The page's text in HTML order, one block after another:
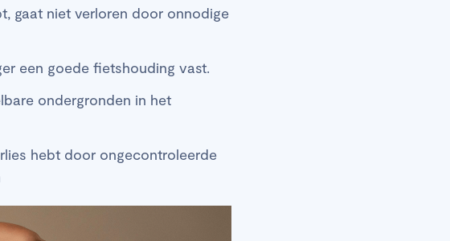
gaat niet verloren door onnodige
een goede fietshouding vast.
ondergronden in het
hebt door ongecontroleerde